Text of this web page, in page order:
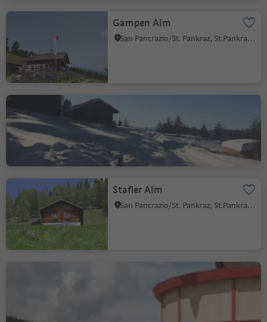
Gampen Alm
San Pancrazio/St. Pankraz, St.Pankraz/San Pancrazio, Meran/Merano and environs
Wurzer Alm
Stafler Alm
San Pancrazio/St. Pankraz, St.Pankraz/San Pancrazio, Meran/Merano and environs
Gasthof Jocher